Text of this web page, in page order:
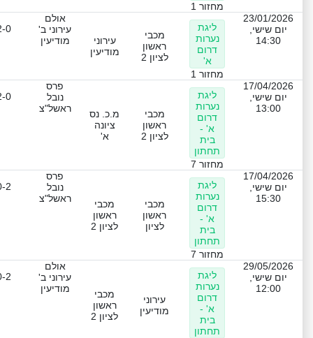
מחזור 1
23/01/2026
יום שישי,
14:30
ליגת
נערות
דרום
א'
מחזור 1
מכבי
ראשון
לציון 2
עירוני
מודיעין
אולם
עירוני ב'
מודיעין
0
17/04/2026
יום שישי,
13:00
ליגת
נערות
דרום
א' -
בית
תחתון
מחזור 7
מכבי
ראשון
לציון 2
מ.כ. נס
ציונה
א'
פרס
נובל
ראשל"צ
0
17/04/2026
יום שישי,
15:30
ליגת
נערות
דרום
א' -
בית
תחתון
מחזור 7
מכבי
ראשון
לציון
מכבי
ראשון
לציון 2
פרס
נובל
ראשל"צ
2
29/05/2026
יום שישי,
12:00
ליגת
נערות
דרום
א' -
בית
תחתון
עירוני
מודיעין
מכבי
ראשון
לציון 2
אולם
עירוני ב'
מודיעין
2